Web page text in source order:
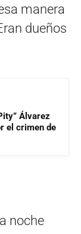
manera
dueños
Álvarez
el crimen de
noche